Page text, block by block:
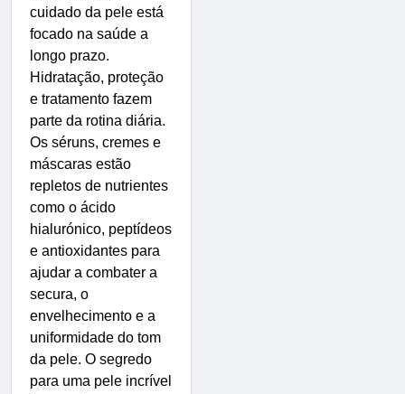
cuidado da pele está
focado na saúde a
longo prazo.
Hidratação, proteção
e tratamento fazem
parte da rotina diária.
Os séruns, cremes e
máscaras estão
repletos de nutrientes
como o ácido
hialurónico, peptídeos
e antioxidantes para
ajudar a combater a
secura, o
envelhecimento e a
uniformidade do tom
da pele. O segredo
para uma pele incrível